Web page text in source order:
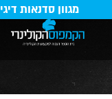
מגוון סדנאות